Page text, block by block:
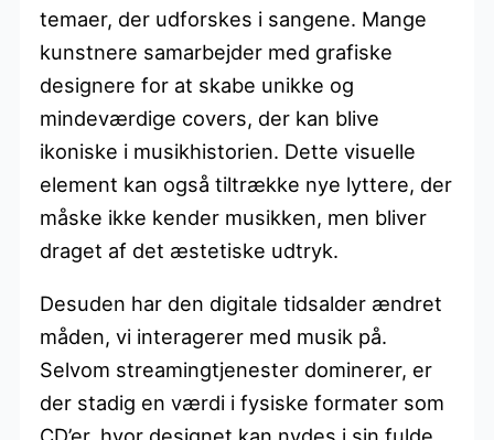
temaer, der udforskes i sangene. Mange
kunstnere samarbejder med grafiske
designere for at skabe unikke og
mindeværdige covers, der kan blive
ikoniske i musikhistorien. Dette visuelle
element kan også tiltrække nye lyttere, der
måske ikke kender musikken, men bliver
draget af det æstetiske udtryk.
Desuden har den digitale tidsalder ændret
måden, vi interagerer med musik på.
Selvom streamingtjenester dominerer, er
der stadig en værdi i fysiske formater som